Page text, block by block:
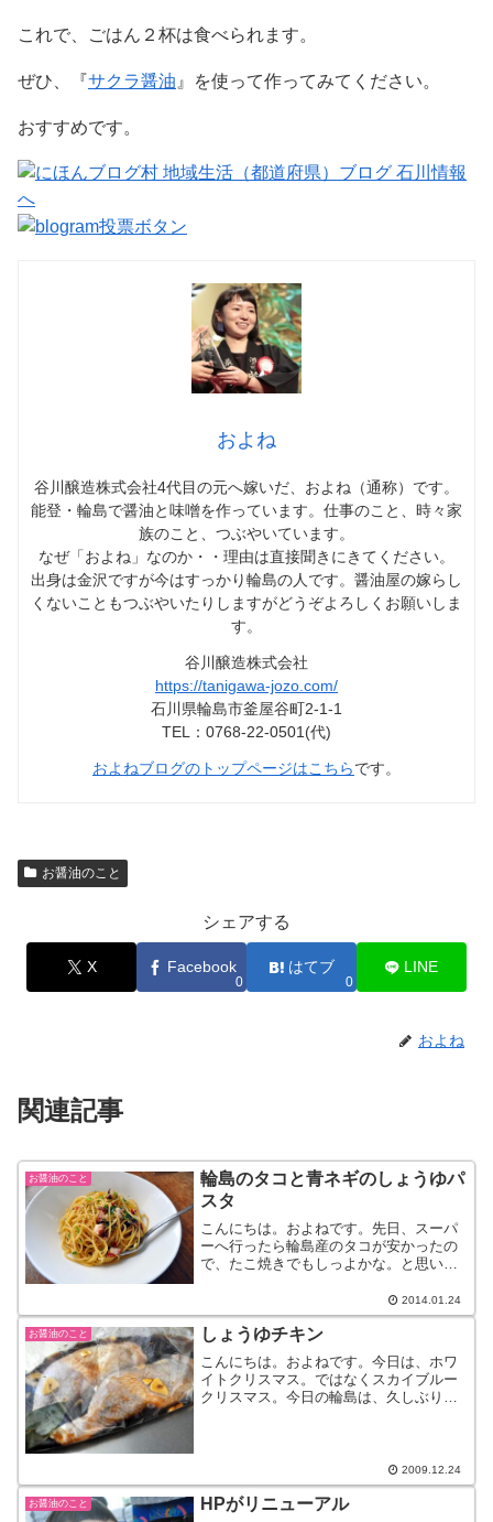
これで、ごはん２杯は食べられます。
ぜひ、『サクラ醤油 』を使って作ってみてください。
おすすめです。
およね
谷川醸造株式会社4代目の元へ嫁いだ、およね（通称）です。
能登・輪島で醤油と味噌を作っています。仕事のこと、時々家
族のこと、つぶやいています。
なぜ「およね」なのか・・理由は直接聞きにきてください。
出身は金沢ですが今はすっかり輪島の人です。醤油屋の嫁らし
くないこともつぶやいたりしますがどうぞよろしくお願いしま
す。
谷川醸造株式会社
https://tanigawa-jozo.com/
石川県輪島市釜屋谷町2-1-1
TEL：0768-22-0501(代)
およねブログのトップページはこちらです。
お醤油のこと
シェアする
X Facebook
0
はてブ
0
LINE
およね
関連記事
お醤油のこと
輪島のタコと青ネギのしょうゆパ
スタ
こんにちは。およねです。先日、スーパ
ーへ行ったら輪島産のタコが安かったの
で、たこ焼きでもしっよかな。と思い買
レパートリーがないのです。（料理オン
チだわ・・）でも、キャベツもなかった
し、この日はおたかさんが...
2014.01.24
お醤油のこと しょうゆチキン
こんにちは。およねです。今日は、ホワ
イトクリスマス。ではなくスカイブルー
クリスマス。今日の輪島は、久しぶりの
2009.12.24
お醤油のこと HPがリニューアル